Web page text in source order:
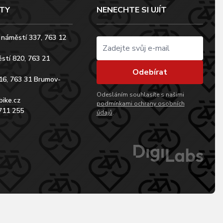
337, 763 12
820, 763 21
763 31 Brumov-
255
NENECHTE SI UJÍT
Odebírat
Odesláním souhlasíte s našimi
podmínkami ochrany osobních
údajů.